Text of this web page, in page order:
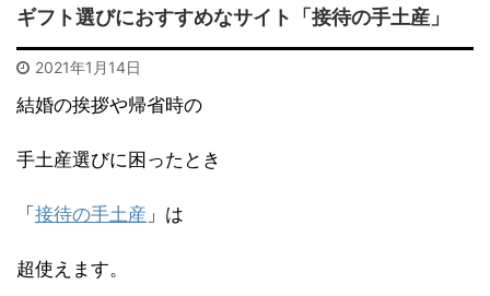
ギフト選びにおすすめなサイト「接待の手土産」
2021年1月14日
結婚の挨拶や帰省時の
手土産選びに困ったとき
「 接待の手土産 」は
超使えます。